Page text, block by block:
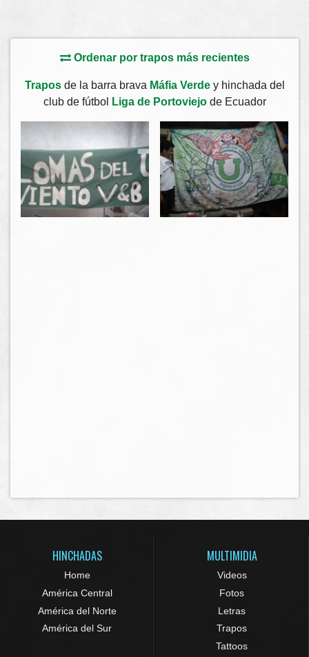
Ordenar por trapos más recientes
Traposde la barra brava Máfia Verdey hinchada del
club de fútbol
Liga de Portoviejode Ecuador
HINCHADAS
Home
América Central
América del Norte
América del Sur
MULTIMIDIA
Videos
Fotos
Letras
Trapos
Tattoos